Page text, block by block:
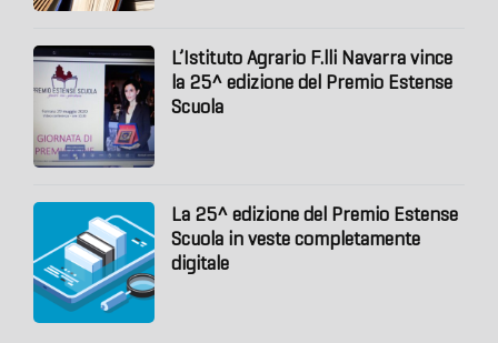
L’Istituto Agrario F.lli Navarra vince
la 25^ edizione del Premio Estense
Scuola
La 25^ edizione del Premio Estense
Scuola in veste completamente
digitale